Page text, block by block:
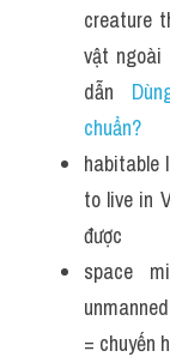
Vocabulary
creature
vật ngoài
dẫn
chuẩn?
habitable
to live in
được
space
= chuyến